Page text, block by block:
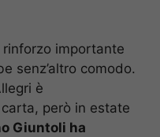
importante
senz’altro comodo.
è
però in estate
Giuntoli ha